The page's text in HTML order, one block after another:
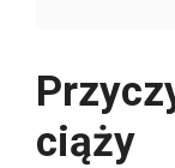
ciąży